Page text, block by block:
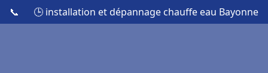
📞 🕒 installation et dépannage chauffe eau Bayonne